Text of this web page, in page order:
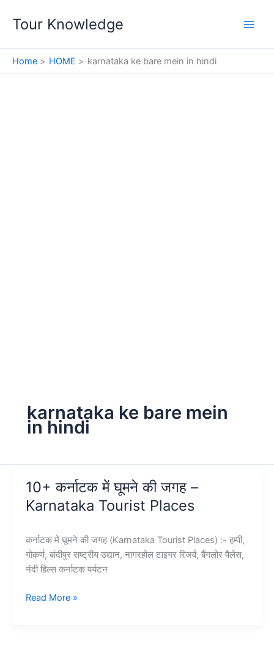
Tour Knowledge
Home HOME karnataka ke bare mein in hindi
karnataka ke bare mein
in hindi
10+ कर्नाटक में घूमने की जगह –
Karnataka Tourist Places
कर्नाटक में घूमने की जगह (Karnataka Tourist Places) :- हम्पी,
गोकर्ण, बांदीपुर राष्ट्रीय उद्यान, नागरहोल टाइगर रिजर्व, बैंगलोर पैलेस,
नंदी हिल्स कर्नाटक पर्यटन
10+
Read More »